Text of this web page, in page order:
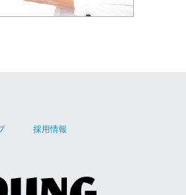
採用情報